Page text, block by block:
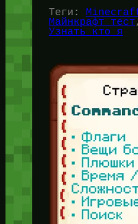
Теги:
Майнкрафт тест
Узнать кто я